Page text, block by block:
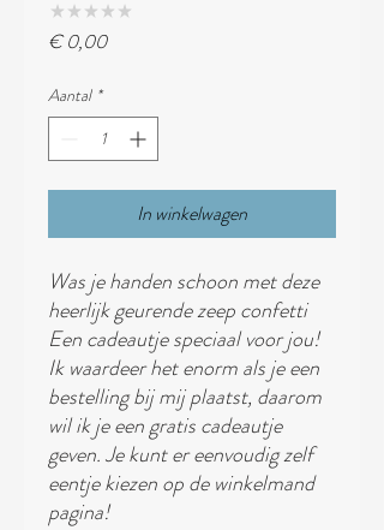
★ ★ ★ ★ ★
€ 0,00Prijs
Aantal *
In winkelwagen
Was je handen schoon met deze
heerlijk geurende zeep confetti
Een cadeautje speciaal voor jou!
Ik waardeer het enorm als je een
bestelling bij mij plaatst, daarom
wil ik je een gratis cadeautje
geven. Je kunt er eenvoudig zelf
eentje kiezen op de winkelmand
pagina!